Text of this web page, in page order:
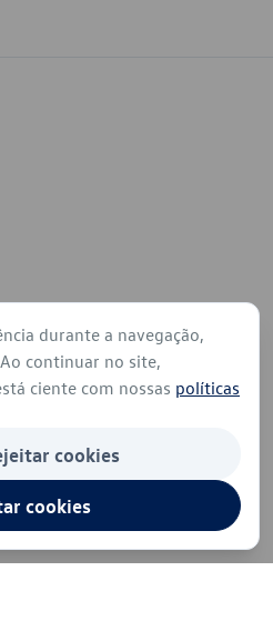
durante a navegação,
continuar no site,
ciente com nossas políticas
cookies
cookies